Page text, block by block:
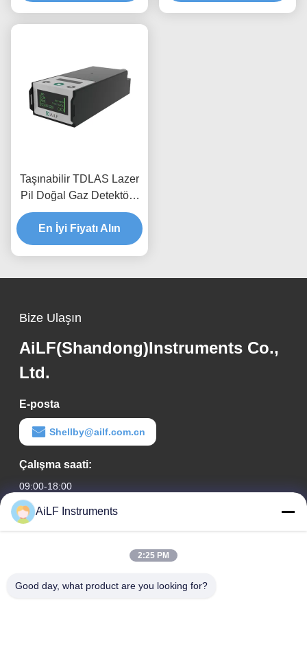
Taşınabilir TDLAS Lazer
Pil Doğal Gaz Detektörü
C2H6
En İyi Fiyatı Alın
Bize Ulaşın
AiLF(Shandong)Instruments Co.,
Ltd.
E-posta
Shellby@ailf.com.cn
Çalışma saati:
09:00-18:00
Adresimiz
Liaoning Oteli Ofis Binası, Oda 603, Xicheng Bölgesi, Pekin,
AiLF Instruments
2:25 PM
Good day, what product are you looking for?